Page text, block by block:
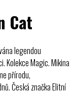
Cat
legendou
Kolekce Magic. Mikina
přírodu,
Česká značka Elitní